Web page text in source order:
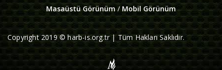
Masaüstü Görünüm/ Mobil Görünüm
Copyright 2019 © harb-is.org.tr | Tüm Hakları Saklıdır.